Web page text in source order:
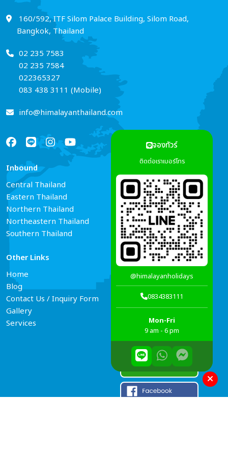
จองทัวร์
ติดต่อเราเบอร์โทร
@himalayanholidays
0834383111
Mon-Fri
9 am - 6 pm
160/592, ITF Silom Palace Building, Silom Road,
Bangkok, Thailand
02 235 7583
02 235 7584
022365327
083 438 3111 (Mobile)
info@himalayanthailand.com
Inbound
Central Thailand
Eastern Thailand
Northern Thailand
Northeastern Thailand
Southern Thailand
Tour Guide Booking
Car Rental
Hotel Reservations
Air Ticket Booking
Other Links
Home
Blog
Contact Us / Inquiry Form
Gallery
Services
Connect Us